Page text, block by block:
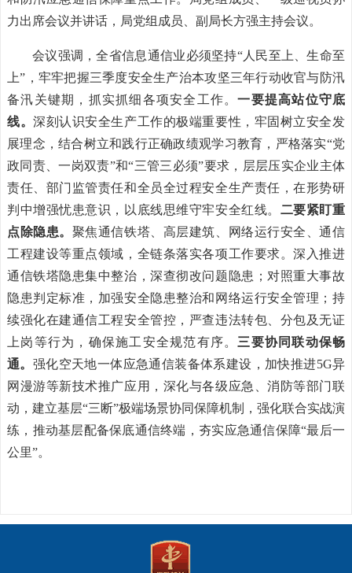
力出席会议并讲话，局党组成员、副局长方强主持会议。
会议强调，全省信息通信业必须坚持“人民至上、生命至
上”，牢牢把握三季度安全生产治本攻坚三年行动收官与防汛
备汛关键期，抓实抓细各项安全工作。一要提高站位守底
线。深刻认识安全生产工作的极端重要性，牢固树立安全发
展理念，结合树立和践行正确政绩观学习教育，严格落实“党
政同责、一岗双责”和“三管三必须”要求，层层压实企业主体
责任、部门监管责任和全员全过程安全生产责任，在形势研
判中增强忧患意识，以底线思维守牢安全红线。 二要紧盯重
点除隐患。 聚焦通信铁塔、高层建筑、网络运行安全、通信
工程建设等重点领域，全链条落实各项工作要求。深入推进
通信铁塔隐患集中整治，深查彻改问题隐患；对照重大事故
隐患判定标准，加强安全隐患整治和网络运行安全管理；持
续强化在建通信工程安全管控，严查违法转包、分包及无证
上岗等行为，确保施工安全规范有序。 三要协同联动保畅
通。 强化空天地一体应急通信装备体系建设，加快推进5G异
网漫游等新技术推广应用，深化与各级应急、消防等部门联
动，建立基层“三断”极端场景协同保障机制，强化联合实战演
练，推动基层配备保底通信终端，夯实应急通信保障“最后一
公里”。